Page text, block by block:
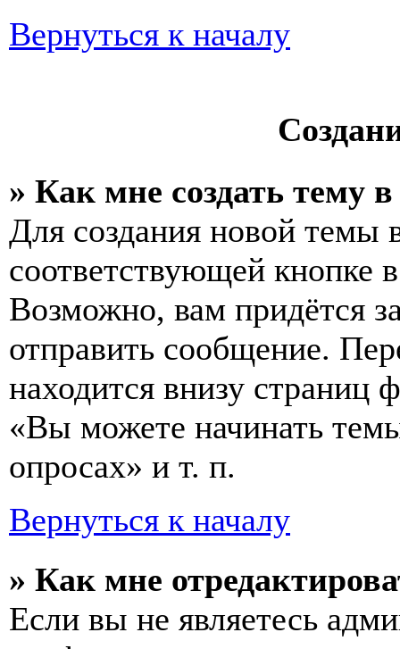
Вернуться к началу
» Как мне создать тему
Для создания новой темы
соответствующей кнопке
Возможно, вам придётся
отправить сообщение.
находится внизу
«Вы можете начинать
опросах» и т. п.
Вернуться к началу
» Как мне
Если вы не являетесь